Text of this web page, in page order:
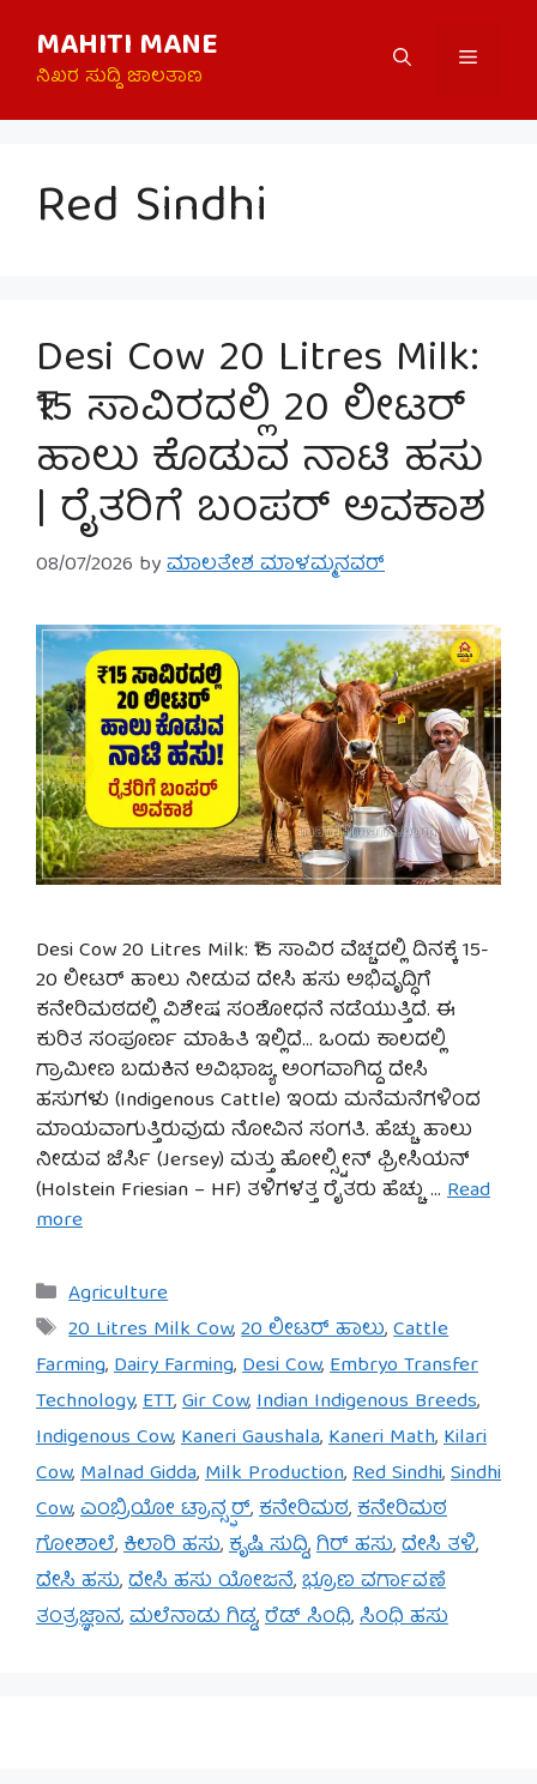
content
MAHITI MANE
ನಿಖರ ಸುದ್ದಿ ಜಾಲತಾಣ
Menu
Red Sindhi
Desi Cow 20 Litres Milk:
₹15 ಸಾವಿರದಲ್ಲಿ 20 ಲೀಟರ್
ಹಾಲು ಕೊಡುವ ನಾಟಿ ಹಸು
| ರೈತರಿಗೆ ಬಂಪರ್ ಅವಕಾಶ
08/07/2026 byಮಾಲತೇಶ ಮಾಳಮ್ಮನವರ್
Desi Cow 20 Litres Milk: ₹15 ಸಾವಿರ ವೆಚ್ಚದಲ್ಲಿ ದಿನಕ್ಕೆ 15-
20 ಲೀಟರ್ ಹಾಲು ನೀಡುವ ದೇಸಿ ಹಸು ಅಭಿವೃದ್ಧಿಗೆ
ಕನೇರಿಮಠದಲ್ಲಿ ವಿಶೇಷ ಸಂಶೋಧನೆ ನಡೆಯುತ್ತಿದೆ. ಈ
ಕುರಿತ ಸಂಪೂರ್ಣ ಮಾಹಿತಿ ಇಲ್ಲಿದೆ… ಒಂದು ಕಾಲದಲ್ಲಿ
ಗ್ರಾಮೀಣ ಬದುಕಿನ ಅವಿಭಾಜ್ಯ ಅಂಗವಾಗಿದ್ದ ದೇಸಿ
ಹಸುಗಳು (Indigenous Cattle) ಇಂದು ಮನೆಮನೆಗಳಿಂದ
ಮಾಯವಾಗುತ್ತಿರುವುದು ನೋವಿನ ಸಂಗತಿ. ಹೆಚ್ಚು ಹಾಲು
ನೀಡುವ ಜೆರ್ಸಿ (Jersey) ಮತ್ತು ಹೋಲ್ಸ್ಟೀನ್ ಫ್ರೀಸಿಯನ್
(Holstein Friesian – HF) ತಳಿಗಳತ್ತ ರೈತರು ಹೆಚ್ಚು … Read
more
Categories
Agriculture
Tags
20 Litres Milk Cow,20 ಲೀಟರ್ ಹಾಲು,Cattle
Farming,Dairy Farming,Desi Cow,Embryo Transfer
Technology,ETT,Gir Cow,Indian Indigenous Breeds,
Indigenous Cow,Kaneri Gaushala,Kaneri Math,Kilari
Cow,Malnad Gidda,Milk Production,Red Sindhi,Sindhi
Cow,ಎಂಬ್ರಿಯೋ ಟ್ರಾನ್ಸ್ಫರ್,ಕನೇರಿಮಠ,ಕನೇರಿಮಠ
ಗೋಶಾಲೆ,ಕಿಲಾರಿ ಹಸು,ಕೃಷಿ ಸುದ್ದಿ,ಗಿರ್ ಹಸು,ದೇಸಿ ತಳಿ,
ದೇಸಿ ಹಸು,ದೇಸಿ ಹಸು ಯೋಜನೆ,ಭ್ರೂಣ ವರ್ಗಾವಣೆ
ತಂತ್ರಜ್ಞಾನ,ಮಲೆನಾಡು ಗಿಡ್ಡ,ರೆಡ್ ಸಿಂಧಿ,ಸಿಂಧಿ ಹಸು